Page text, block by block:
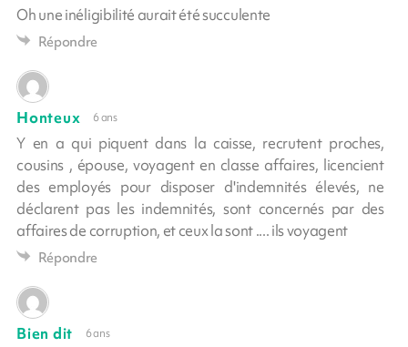
Oh une inéligibilité aurait été succulente
Répondre
Honteux 6 ans
Y en a qui piquent dans la caisse, recrutent proches,
cousins , épouse, voyagent en classe affaires, licencient
des employés pour disposer d'indemnités élevés, ne
déclarent pas les indemnités, sont concernés par des
affaires de corruption, et ceux la sont .... ils voyagent
Répondre
Bien dit 6 ans